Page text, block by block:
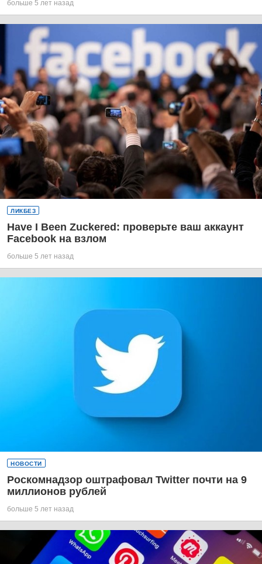
больше 5 лет назад
ЛИКБЕЗ
Have I Been Zuckered: проверьте ваш аккаунт
Facebook на взлом
больше 5 лет назад
НОВОСТИ
Роскомнадзор оштрафовал Twitter почти на 9
миллионов рублей
больше 5 лет назад